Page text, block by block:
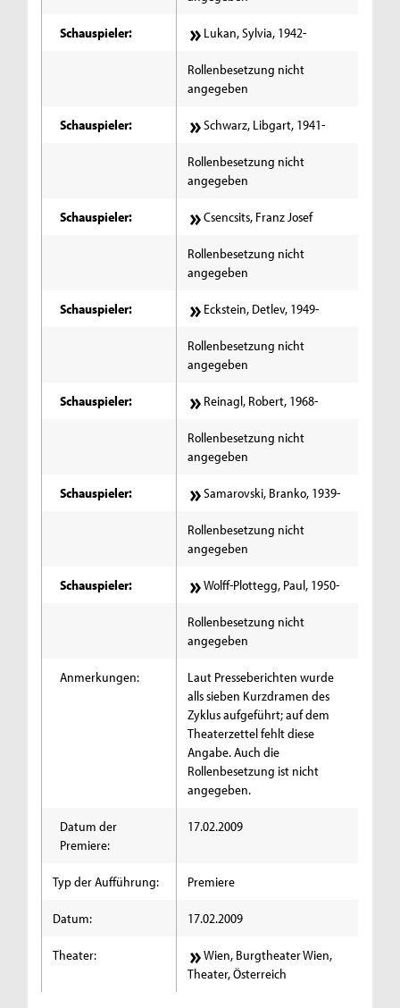
Schauspieler: Lukan, Sylvia, 1942-
Rollenbesetzung nicht
angegeben
Schauspieler: Schwarz, Libgart, 1941-
Rollenbesetzung nicht
angegeben
Schauspieler: Csencsits, Franz Josef
Rollenbesetzung nicht
angegeben
Schauspieler: Eckstein, Detlev, 1949-
Rollenbesetzung nicht
angegeben
Schauspieler: Reinagl, Robert, 1968-
Rollenbesetzung nicht
angegeben
Schauspieler: Samarovski, Branko, 1939-
Rollenbesetzung nicht
angegeben
Schauspieler: Wolff-Plottegg, Paul, 1950-
Rollenbesetzung nicht
angegeben
Anmerkungen:
Laut Presseberichten wurde
alls sieben Kurzdramen des
Zyklus aufgeführt; auf dem
Theaterzettel fehlt diese
Angabe. Auch die
Rollenbesetzung ist nicht
angegeben.
Datum der
Premiere:
17.02.2009
Typ der Aufführung: Premiere
Datum: 17.02.2009
Theater:
Wien, Burgtheater Wien,
Theater, Österreich